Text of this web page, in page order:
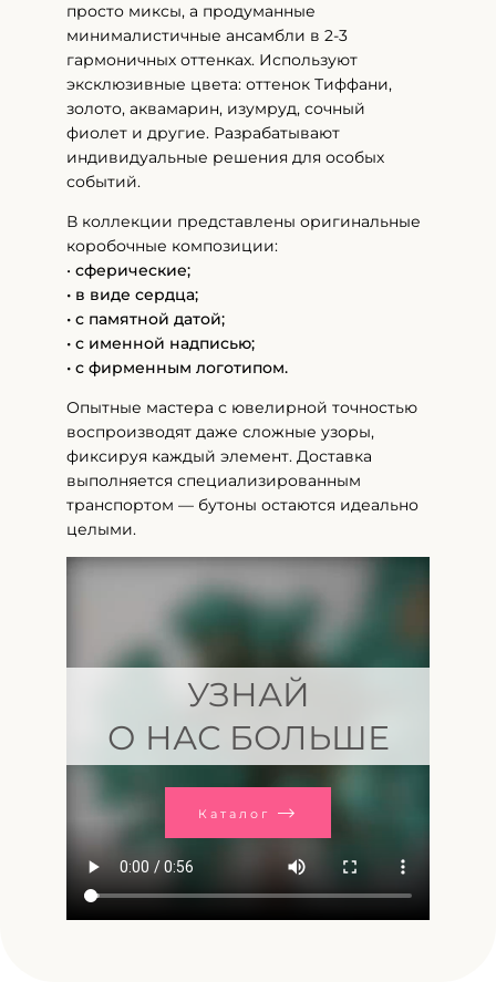
просто миксы, а продуманные
минималистичные ансамбли в 2-3
гармоничных оттенках. Используют
эксклюзивные цвета: оттенок Тиффани,
золото, аквамарин, изумруд, сочный
фиолет и другие. Разрабатывают
индивидуальные решения для особых
событий.
В коллекции представлены оригинальные
коробочные композиции:
• сферические;
• в виде сердца;
• с памятной датой;
• с именной надписью;
• с фирменным логотипом.
Опытные мастера с ювелирной точностью
воспроизводят даже сложные узоры,
фиксируя каждый элемент. Доставка
выполняется специализированным
транспортом — бутоны остаются идеально
целыми.
УЗНАЙ
О НАС БОЛЬШЕ
Каталог